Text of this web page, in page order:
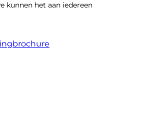
kunnen het aan iedereen